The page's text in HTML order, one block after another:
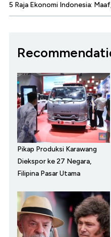
5 Raja Ekonomi Indonesia:
Pikap Produksi Karawang
Diekspor ke 27 Negara,
Filipina Pasar Utama